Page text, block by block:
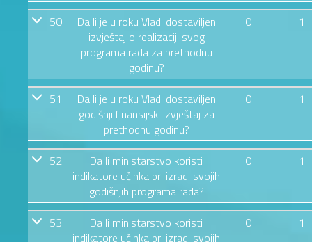
50
Da li je u roku Vladi dostaviljen
izvještaj o realizaciji svog
programa rada za prethodnu
godinu?
0 1
51
Da li je u roku Vladi dostaviljen
godišnji finansijski izvještaj za
prethodnu godinu?
0 1
52
Da li ministarstvo koristi
indikatore učinka pri izradi svojih
godišnjih programa rada?
0 1
53
Da li ministarstvo koristi
indikatore učinka pri izradi svojih
0 1